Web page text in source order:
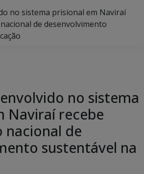
no sistema prisional em Naviraí
de desenvolvimento
no sistema
Naviraí recebe
de
sustentável na